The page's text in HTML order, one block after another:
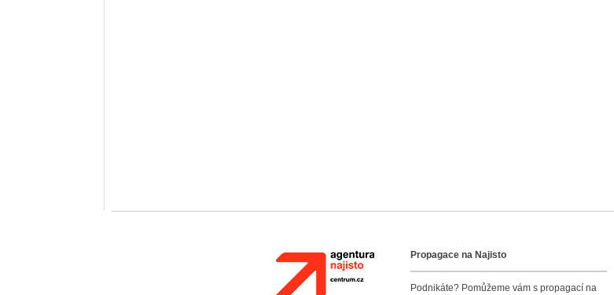
Agentura NajistoPropagace na Najisto
Podnikáte? Pomůžeme vám s propagací na